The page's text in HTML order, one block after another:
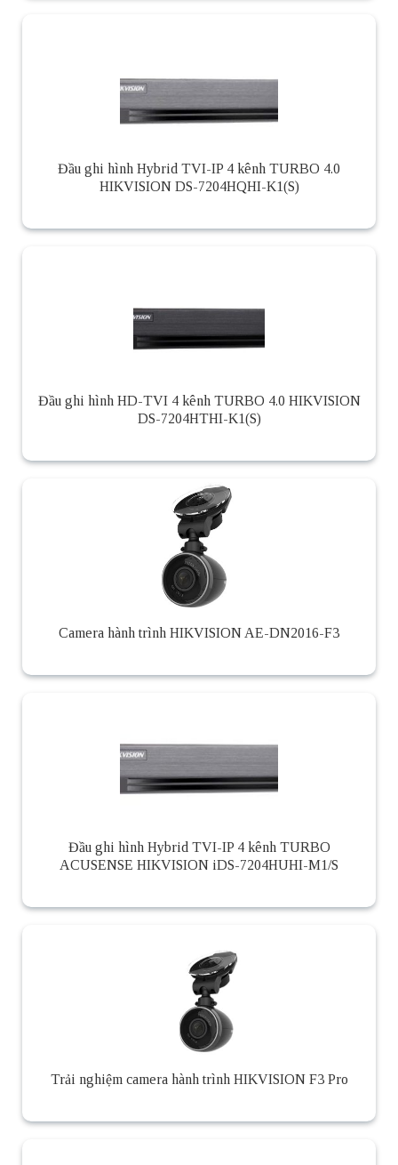
Đầu ghi hình Hybrid TVI-IP 4 kênh TURBO 4.0
HIKVISION DS-7204HQHI-K1(S)
Đầu ghi hình HD-TVI 4 kênh TURBO 4.0 HIKVISION
DS-7204HTHI-K1(S)
Camera hành trình HIKVISION AE-DN2016-F3
Đầu ghi hình Hybrid TVI-IP 4 kênh TURBO
ACUSENSE HIKVISION iDS-7204HUHI-M1/S
Trải nghiệm camera hành trình HIKVISION F3 Pro